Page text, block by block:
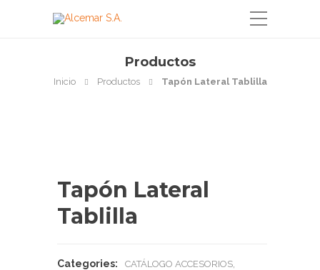
Productos
Inicio Productos Tapón Lateral Tablilla
Tapón Lateral
Tablilla
Categories: CATÁLOGO ACCESORIOS